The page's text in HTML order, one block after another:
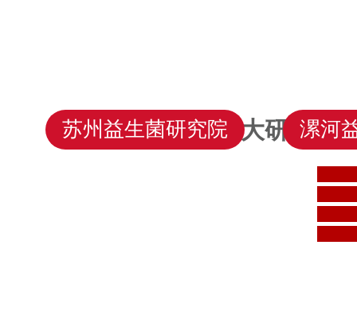
三大研究院
苏州益生菌研究院 漯河